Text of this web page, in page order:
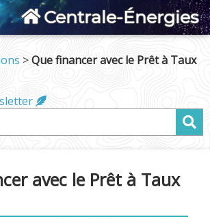
Centrale-Énergies
>Que financer avec le Prêt à Taux
avec le Prêt à Taux